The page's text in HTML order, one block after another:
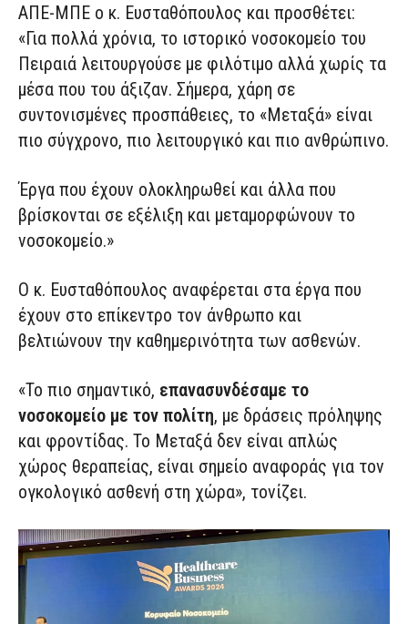
ΑΠΕ-ΜΠΕ ο κ. Ευσταθόπουλος και προσθέτει:
«Για πολλά χρόνια, το ιστορικό νοσοκομείο του
Πειραιά λειτουργούσε με φιλότιμο αλλά χωρίς τα
μέσα που του άξιζαν. Σήμερα, χάρη σε
συντονισμένες προσπάθειες, το «Μεταξά» είναι
πιο σύγχρονο, πιο λειτουργικό και πιο ανθρώπινο.
Έργα που έχουν ολοκληρωθεί και άλλα που
βρίσκονται σε εξέλιξη και μεταμορφώνουν το
νοσοκομείο.»
Ο κ. Ευσταθόπουλος αναφέρεται στα έργα που
έχουν στο επίκεντρο τον άνθρωπο και
βελτιώνουν την καθημερινότητα των ασθενών.
«Το πιο σημαντικό, επανασυνδέσαμε το
νοσοκομείο με τον πολίτη, με δράσεις πρόληψης
και φροντίδας. Το Μεταξά δεν είναι απλώς
χώρος θεραπείας, είναι σημείο αναφοράς για τον
ογκολογικό ασθενή στη χώρα», τονίζει.